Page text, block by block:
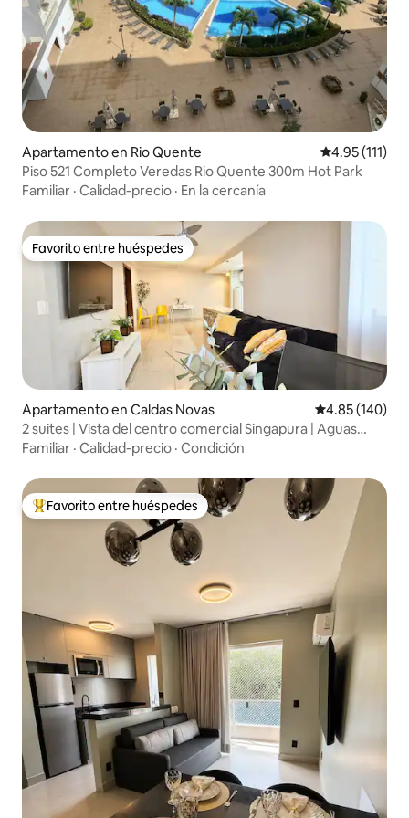
Apartamento en Rio Quente Calificación
4.95 (111)
Piso 521 Completo Veredas Rio Quente 300m Hot Park
Familiar · Calidad-precio · En la cercanía
Favorito entre huéspedes
Favorito entre huéspedes
Apartamento en Caldas Novas Calificación
4.85 (140)
2 suites | Vista del centro comercial Singapura | Aguas
termales
Familiar · Calidad-precio · Condición
Favorito entre huéspedes preferido
Favorito entre huéspedes